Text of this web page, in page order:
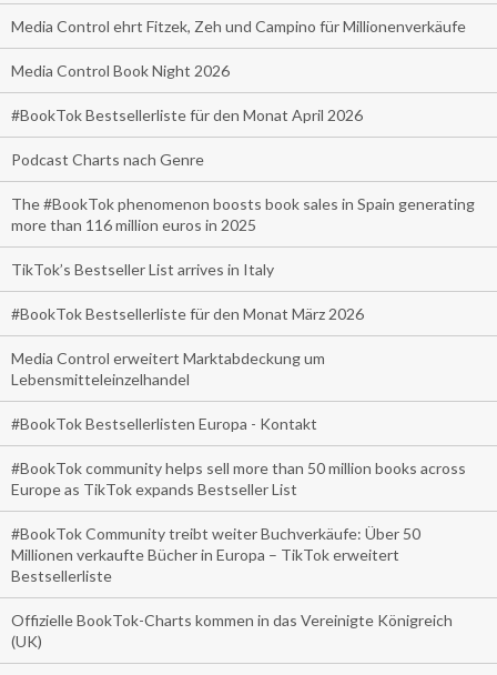
Media Control ehrt Fitzek, Zeh und Campino für Millionenverkäufe
Media Control Book Night 2026
#BookTok Bestsellerliste für den Monat April 2026
Podcast Charts nach Genre
The #BookTok phenomenon boosts book sales in Spain generating
more than 116 million euros in 2025
TikTok’s Bestseller List arrives in Italy
#BookTok Bestsellerliste für den Monat März 2026
Media Control erweitert Marktabdeckung um
Lebensmitteleinzelhandel
#BookTok Bestsellerlisten Europa - Kontakt
#BookTok community helps sell more than 50 million books across
Europe as TikTok expands Bestseller List
#BookTok Community treibt weiter Buchverkäufe: Über 50
Millionen verkaufte Bücher in Europa – TikTok erweitert
Bestsellerliste
Offizielle BookTok-Charts kommen in das Vereinigte Königreich
(UK)